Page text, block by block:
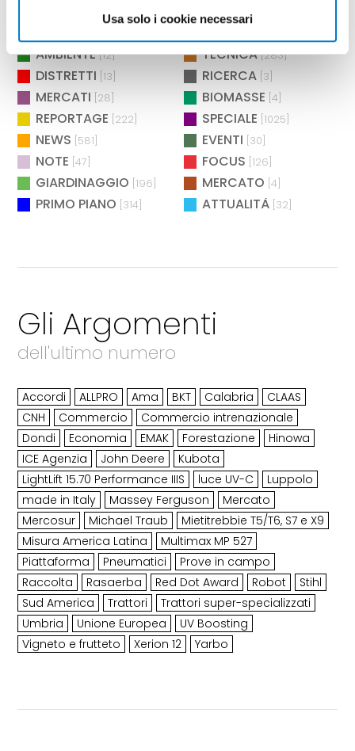
Usa solo i cookie necessari
[2] AGROENERGIA
AMBIENTE [12] TECNICA [283]
DISTRETTI [13] RICERCA [3]
MERCATI [28] BIOMASSE [4]
REPORTAGE [222] SPECIALE [1025]
NEWS [581] EVENTI [30]
NOTE [47] FOCUS [126]
GIARDINAGGIO [196] MERCATO [4]
PRIMO PIANO [314] ATTUALITÀ [32]
Gli Argomenti
dell'ultimo numero
Accordi ALLPRO Ama BKT Calabria
CLAAS
CNH
Commercio
Commercio intrenazionale
Dondi
Economia EMAK Forestazione
Hinowa
ICE Agenzia
John Deere
Kubota
LightLift 15.70 Performance IIIS
luce UV-C
Luppolo
made in Italy
Massey Ferguson
Mercato
Mercosur
Michael Traub
Mietitrebbie T5/T6, S7 e X9
Misura America Latina
Multimax MP 527
Piattaforma
Pneumatici
Prove in campo
Raccolta
Rasaerba Red Dot Award Robot
Stihl
Sud America
Trattori
Trattori super-specializzati
Umbria
Unione Europea
UV Boosting
Vigneto e frutteto
Xerion 12 Yarbo